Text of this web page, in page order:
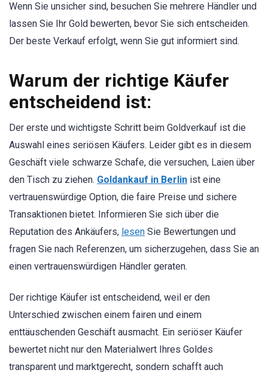
Wenn Sie unsicher sind, besuchen Sie mehrere Händler und
lassen Sie Ihr Gold bewerten, bevor Sie sich entscheiden.
Der beste Verkauf erfolgt, wenn Sie gut informiert sind.
Warum der richtige Käufer
entscheidend ist:
Der erste und wichtigste Schritt beim Goldverkauf ist die
Auswahl eines seriösen Käufers. Leider gibt es in diesem
Geschäft viele schwarze Schafe, die versuchen, Laien über
den Tisch zu ziehen. Goldankauf in Berlin ist eine
vertrauenswürdige Option, die faire Preise und sichere
Transaktionen bietet. Informieren Sie sich über die
Reputation des Ankäufers, lesen Sie Bewertungen und
fragen Sie nach Referenzen, um sicherzugehen, dass Sie an
einen vertrauenswürdigen Händler geraten.
Der richtige Käufer ist entscheidend, weil er den
Unterschied zwischen einem fairen und einem
enttäuschenden Geschäft ausmacht. Ein seriöser Käufer
bewertet nicht nur den Materialwert Ihres Goldes
transparent und marktgerecht, sondern schafft auch